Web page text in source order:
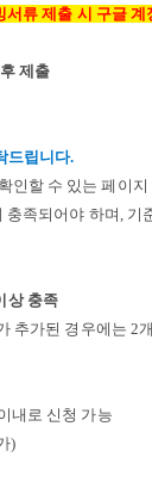
류 제출 시 구글 계
제출
드립니다.
인할 수 있는 페이
충족되어야 하며, 기
상 충족
추가된 경우에는 2
내로 신청 가능
)